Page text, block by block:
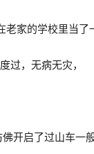
家的学校里当了
过，无病无灾，
开启了过山车一